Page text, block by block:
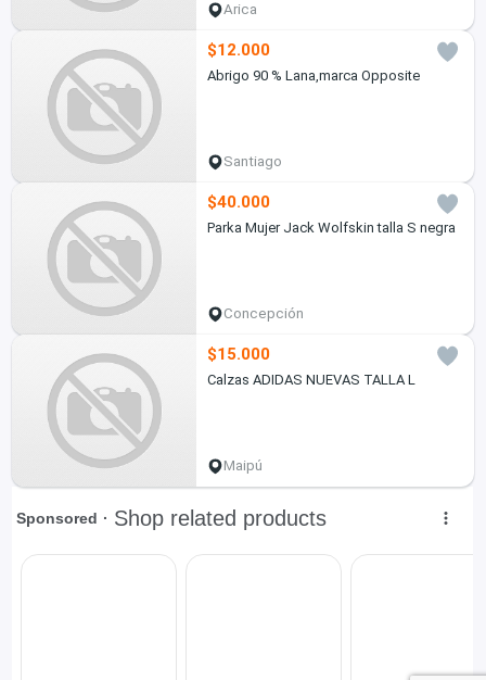
Arica
$12.000
Abrigo 90 % Lana,marca Opposite
Santiago
$40.000
Parka Mujer Jack Wolfskin talla S negra
Concepción
$15.000
Calzas ADIDAS NUEVAS TALLA L
Maipú